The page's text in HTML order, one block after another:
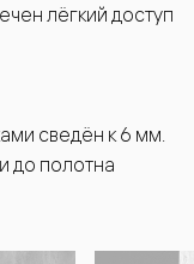
лёгкий доступ
сведён к 6 мм.
до полотна